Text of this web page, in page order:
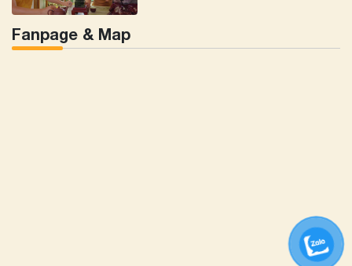
Fanpage & Map